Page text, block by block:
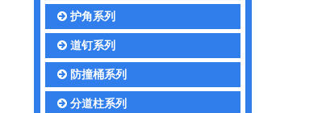
护角系列
道钉系列
防撞桶系列
分道柱系列